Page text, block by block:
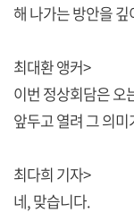
해 나가는 방안을
최대환 앵커>
이번 정상회담은 오
앞두고 열려 그 의미
최다희 기자>
네, 맞습니다.